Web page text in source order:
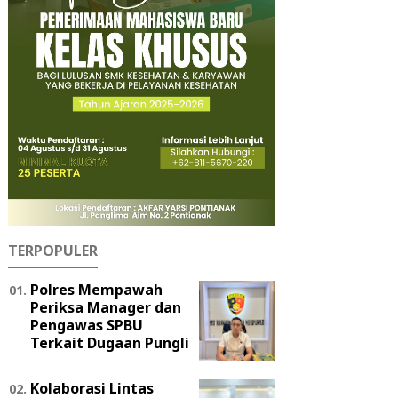
TERPOPULER
Polres Mempawah
Periksa Manager dan
Pengawas SPBU
Terkait Dugaan Pungli
Kolaborasi Lintas